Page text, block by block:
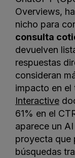
Overviews,
nicho para
consulta
devuelven
respuestas
consideran
impacto en el
Interactive
61% en el
aparece un
proyecta que
búsquedas